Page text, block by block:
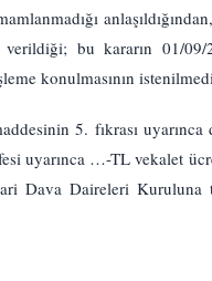
verildiği; bu kararın 01/
konulmasının
5. fıkrası uyarınca
uyarınca …-TL vekalet
Dava Daireleri Kuruluna